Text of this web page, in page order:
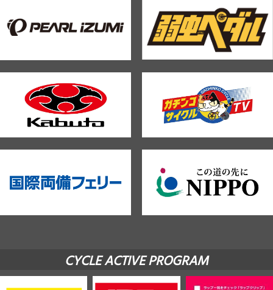
CYCLE ACTIVE PROGRAM